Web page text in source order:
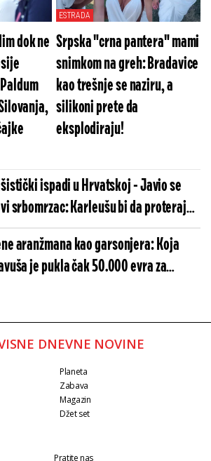
dok ne
ESTRADA
Srpska "crna pantera" mami
snimkom na greh: Bradavice
kao trešnje se naziru, a
silikoni prete da
eksplodiraju!
ispadi u Hrvatskoj - Javio se
srbomrzac: Karleušu bi da proteraju,
im oči
aranžmana kao garsonjera: Koja
je pukla čak 50.000 evra za
DNEVNE NOVINE
Planeta
Zabava
Magazin
Džet set
Pratite nas